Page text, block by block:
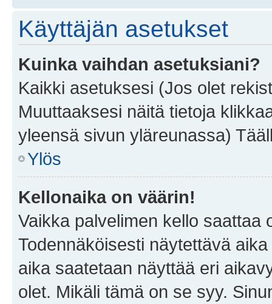
Käyttäjän asetukset
Kuinka vaihdan asetuksiani?
Kaikki asetuksesi (Jos olet
Muuttaaksesi näitä tietoja
yleensä sivun yläreunassa)
Ylös
Kellonaika on väärin!
Vaikka palvelimen kello saattaa
Todennäköisesti näytettävä
aika saatetaan näyttää eri
olet. Mikäli tämä on se syy.